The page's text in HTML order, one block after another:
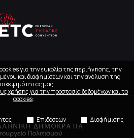
για την ευκολία της περιήγησης, την
και διαφημίσεων και την ανάλυση της
μας.
χρήσης για την προστασία δεδομένων και τα
cookies.
Επιδόσεων Διαφήμισης